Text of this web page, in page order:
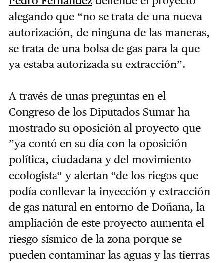
alegando que “no se trata de una nueva
autorización, de ninguna de las maneras,
se trata de una bolsa de gas para la que
ya estaba autorizada su extracción”.
A través de unas preguntas en el
Congreso de los Diputados Sumar ha
mostrado su oposición al proyecto que
”ya contó en su día con la oposición
política, ciudadana y del movimiento
ecologista“ y alertan “de los riegos que
podía conllevar la inyección y extracción
de gas natural en entorno de Doñana, la
ampliación de este proyecto aumenta el
riesgo sísmico de la zona porque se
pueden contaminar las aguas y las tierras